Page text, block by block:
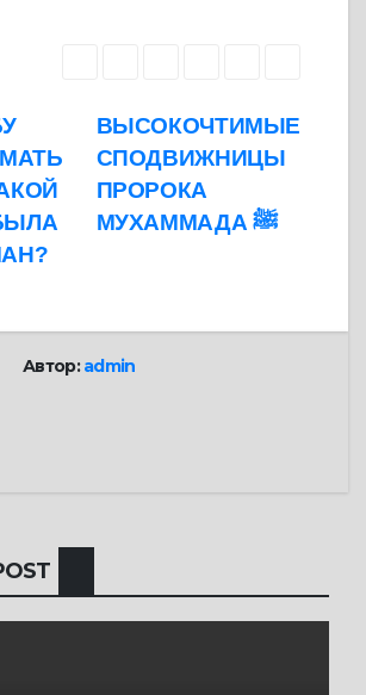
ВЫСОКОЧТИМЫЕ
СПОДВИЖНИЦЫ
ПРОРОКА
МУХАММАДА ﷺ
Автор:admin